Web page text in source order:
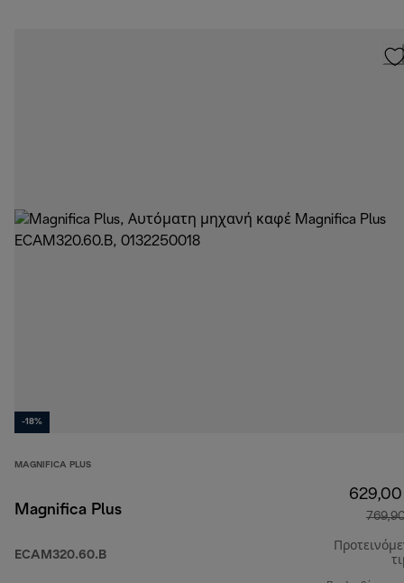
-18%
MAGNIFICA PLUS
Magnifica Plus
ECAM320.60.B